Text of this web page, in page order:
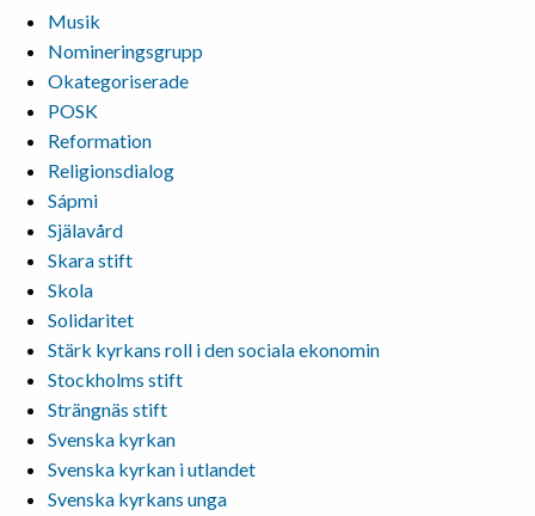
Musik
Nomineringsgrupp
Okategoriserade
POSK
Reformation
Religionsdialog
Sápmi
Själavård
Skara stift
Skola
Solidaritet
Stärk kyrkans roll i den sociala ekonomin
Stockholms stift
Strängnäs stift
Svenska kyrkan
Svenska kyrkan i utlandet
Svenska kyrkans unga